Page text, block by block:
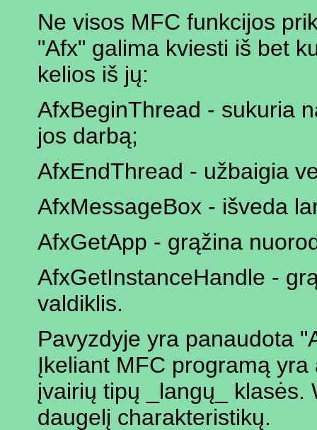
Ne visos MFC funkcijos
"Afx" galima kviesti iš bet
kelios iš jų:
AfxBeginThread - sukuria
jos darbą;
AfxEndThread - užbaigia
AfxMessageBox - išveda
AfxGetApp - grąžina
AfxGetInstanceHandle -
valdiklis.
Pavyzdyje yra panaudota
Įkeliant MFC programą
įvairių tipų _langų_ klasės.
daugelį charakteristikų.